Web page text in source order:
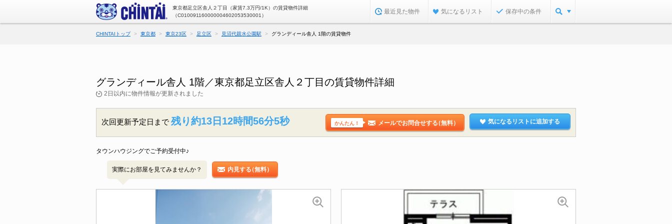
東京都足立区舎人２丁目（家賃7.3万円/1K）の賃貸物件詳細
（C010091160000004602053530001）
最近見た物件 気になるリスト 保存中の条件
CHINTAIトップ 東京都 東京23区 足立区 見沼代親水公園駅 グランディール舎人 1階の賃貸物件
グランディール舎人 1階／東京都足立区舎人２丁目の賃貸物件詳細
2日以内に物件情報が更新されました
次回更新予定日まで 残り約13日12時間56分4秒 かんたん！ メールでお問合せする（無料） 気になるリストに追加する
タウンハウジングでご予約受付中♪
実際にお部屋を見てみませんか？ 内見する（無料）